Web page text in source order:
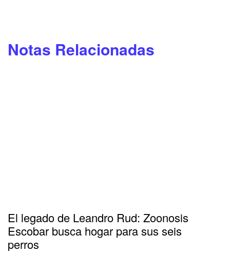
Notas Relacionadas
El legado de Leandro Rud: Zoonosis
Escobar busca hogar para sus seis
perros